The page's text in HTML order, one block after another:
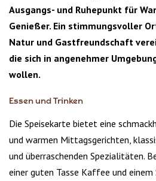
Ausgangs- und Ruhepunkt für
Genießer. Ein stimmungsvoller
Natur und Gastfreundschaft
die sich in angenehmer
wollen.
Essen und Trinken
Die Speisekarte bietet eine
und warmen Mittagsgerichten,
und überraschenden Spezialitäten.
einer guten Tasse Kaffee und